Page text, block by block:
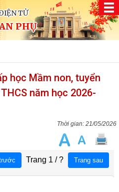
TỬ
PHỤ
học Mầm non, tuyển
năm học 2026-
21/05/2026